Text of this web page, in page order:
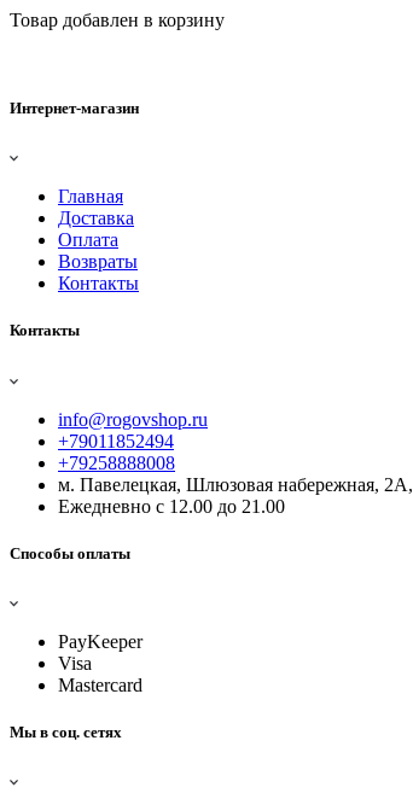
Товар добавлен в корзину
Интернет-магазин
Главная
Доставка
Оплата
Возвраты
Контакты
Контакты
info@rogovshop.ru
+79011852494
+79258888008
м. Павелецкая, Шлюзовая набережная,
Ежедневно с 12.00 до 21.00
Способы оплаты
PayKeeper
Visa
Mastercard
Мы в соц. сетях